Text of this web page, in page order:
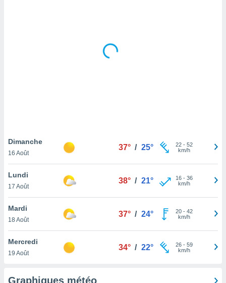
notre
que
et que
Dimanche
16 Août
37° / 25° 22- 52
km/h
Lundi
17 Août
38° / 21° 16- 36
km/h
Mardi
18 Août
37° / 24° 20- 42
km/h
Mercredi
19 Août
34° / 22° 26- 59
km/h
Graphiques météo